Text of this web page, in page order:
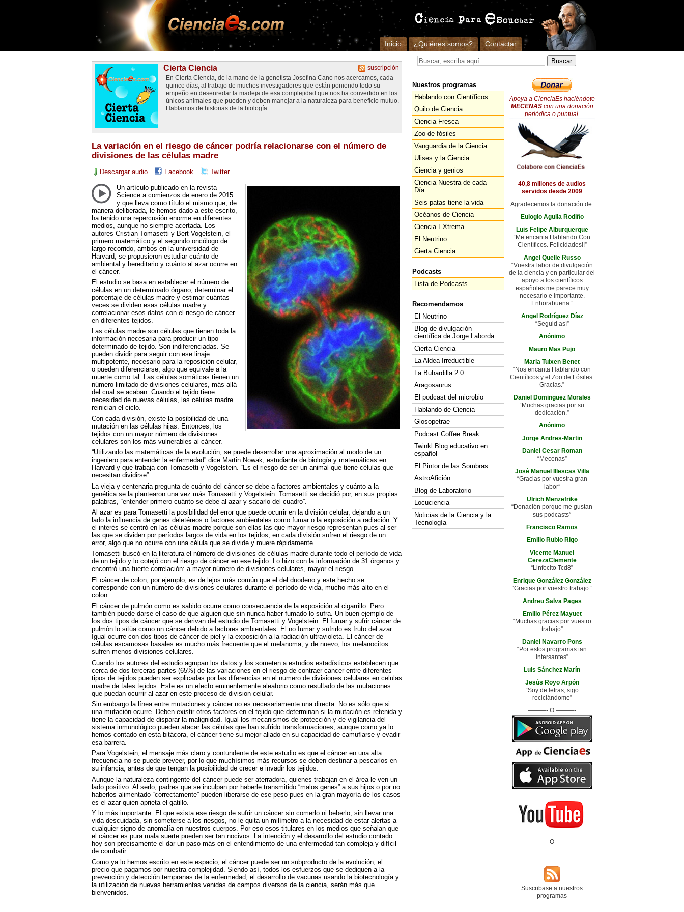
Inicio ¿Quiénes somos? Contactar
suscripción
Cierta Ciencia
En Cierta Ciencia, de la mano de la genetista Josefina Cano nos acercamos, cada
quince días, al trabajo de muchos investigadores que están poniendo todo su
empeño en desenredar la madeja de esa complejidad que nos ha convertido en los
únicos animales que pueden y deben manejar a la naturaleza para beneficio mutuo.
Hablamos de historias de la biología.
La variación en el riesgo de cáncer podría relacionarse con el número de
divisiones de las células madre
Descargar audio Facebook Twitter
Un artículo publicado en la revista
Science a comienzos de enero de 2015
y que lleva como título el mismo que, de
manera deliberada, le hemos dado a este escrito,
ha tenido una repercusión enorme en diferentes
medios, aunque no siempre acertada. Los
autores Cristian Tomasetti y Bert Vogelstein, el
primero matemático y el segundo oncólogo de
largo recorrido, ambos en la universidad de
Harvard, se propusieron estudiar cuánto de
ambiental y hereditario y cuánto al azar ocurre en
el cáncer.
El estudio se basa en establecer el número de
células en un determinado órgano, determinar el
porcentaje de células madre y estimar cuántas
veces se dividen esas células madre y
correlacionar esos datos con el riesgo de cáncer
en diferentes tejidos.
Las células madre son células que tienen toda la
información necesaria para producir un tipo
determinado de tejido. Son indiferenciadas. Se
pueden dividir para seguir con ese linaje
multipotente, necesario para la reposición celular,
o pueden diferenciarse, algo que equivale a la
muerte como tal. Las células somáticas tienen un
número limitado de divisiones celulares, más allá
del cual se acaban. Cuando el tejido tiene
necesidad de nuevas células, las células madre
reinician el ciclo.
Con cada división, existe la posibilidad de una
mutación en las células hijas. Entonces, los
tejidos con un mayor número de divisiones
celulares son los más vulnerables al cáncer.
“Utilizando las matemáticas de la evolución, se puede desarrollar una aproximación al modo de un
ingeniero para entender la enfermedad” dice Martin Nowak, estudiante de biología y matemáticas en
Harvard y que trabaja con Tomasetti y Vogelstein. “Es el riesgo de ser un animal que tiene células que
necesitan dividirse”
La vieja y centenaria pregunta de cuánto del cáncer se debe a factores ambientales y cuánto a la
genética se la plantearon una vez más Tomasetti y Vogelstein. Tomasetti se decidió por, en sus propias
palabras, “entender primero cuánto se debe al azar y sacarlo del cuadro”.
Al azar es para Tomasetti la posibilidad del error que puede ocurrir en la división celular, dejando a un
lado la influencia de genes deletéreos o factores ambientales como fumar o la exposición a radiación. Y
el interés se centró en las células madre porque son ellas las que mayor riesgo representan pues al ser
las que se dividen por períodos largos de vida en los tejidos, en cada división sufren el riesgo de un
error, algo que no ocurre con una célula que se divide y muere rápidamente.
Tomasetti buscó en la literatura el número de divisiones de células madre durante todo el período de vida
de un tejido y lo cotejó con el riesgo de cáncer en ese tejido. Lo hizo con la información de 31 órganos y
encontró una fuerte correlación: a mayor número de divisiones celulares, mayor el riesgo.
El cáncer de colon, por ejemplo, es de lejos más común que el del duodeno y este hecho se
corresponde con un número de divisiones celulares durante el período de vida, mucho más alto en el
colon.
El cáncer de pulmón como es sabido ocurre como consecuencia de la exposición al cigarrillo. Pero
también puede darse el caso de que alguien que sin nunca haber fumado lo sufra. Un buen ejemplo de
los dos tipos de cáncer que se derivan del estudio de Tomasetti y Vogelstein. El fumar y sufrir cáncer de
pulmón lo sitúa como un cáncer debido a factores ambientales. El no fumar y sufrirlo es fruto del azar.
Igual ocurre con dos tipos de cáncer de piel y la exposición a la radiación ultravioleta. El cáncer de
células escamosas basales es mucho más frecuente que el melanoma, y de nuevo, los melanocitos
sufren menos divisiones celulares.
Cuando los autores del estudio agrupan los datos y los someten a estudios estadísticos establecen que
cerca de dos terceras partes (65%) de las variaciones en el riesgo de contraer cancer entre diferentes
tipos de tejidos pueden ser explicadas por las diferencias en el numero de divisiones celulares en celulas
madre de tales tejidos. Este es un efecto eminentemente aleatorio como resultado de las mutaciones
que puedan ocurrir al azar en este proceso de division celular.
Sin embargo la línea entre mutaciones y cáncer no es necesariamente una directa. No es sólo que si
una mutación ocurre. Deben existir otros factores en el tejido que determinan si la mutación es retenida y
tiene la capacidad de disparar la malignidad. Igual los mecanismos de protección y de vigilancia del
sistema inmunológico pueden atacar las células que han sufrido transformaciones, aunque como ya lo
hemos contado en esta bitácora, el cáncer tiene su mejor aliado en su capacidad de camuflarse y evadir
esa barrera.
Para Vogelstein, el mensaje más claro y contundente de este estudio es que el cáncer en una alta
frecuencia no se puede preveer, por lo que muchísimos más recursos se deben destinar a pescarlos en
su infancia, antes de que tengan la posibilidad de crecer e invadir los tejidos.
Aunque la naturaleza contingente del cáncer puede ser aterradora, quienes trabajan en el área le ven un
lado positivo. Al serlo, padres que se inculpan por haberle transmitido “malos genes” a sus hijos o por no
haberlos alimentado “correctamente” pueden liberarse de ese peso pues en la gran mayoría de los casos
es el azar quien aprieta el gatillo.
Y lo más importante. El que exista ese riesgo de sufrir un cáncer sin comerlo ni beberlo, sin llevar una
vida descuidada, sin someterse a los riesgos, no le quita un milímetro a la necesidad de estar alertas a
cualquier signo de anomalía en nuestros cuerpos. Por eso esos titulares en los medios que señalan que
el cáncer es pura mala suerte pueden ser tan nocivos. La intención y el desarrollo del estudio contado
hoy son precisamente el dar un paso más en el entendimiento de una enfermedad tan compleja y difícil
de combatir.
Como ya lo hemos escrito en este espacio, el cáncer puede ser un subproducto de la evolución, el
precio que pagamos por nuestra complejidad. Siendo así, todos los esfuerzos que se dediquen a la
prevención y detección tempranas de la enfermedad, el desarrollo de vacunas usando la biotecnología y
la utilización de nuevas herramientas venidas de campos diversos de la ciencia, serán más que
bienvenidos.
Nuestros programas
Hablando con Científicos
Quilo de Ciencia
Ciencia Fresca
Zoo de fósiles
Vanguardia de la Ciencia
Ulises y la Ciencia
Ciencia y genios
Ciencia Nuestra de cada
Día
Seis patas tiene la vida
Océanos de Ciencia
Ciencia EXtrema
El Neutrino
Cierta Ciencia
Podcasts
Lista de Podcasts
Recomendamos
El Neutrino
Blog de divulgación
científica de Jorge Laborda
Cierta Ciencia
La Aldea Irreductible
La Buhardilla 2.0
Aragosaurus
El podcast del microbio
Hablando de Ciencia
Glosopetrae
Podcast Coffee Break
Twinkl Blog educativo en
español
El Pintor de las Sombras
AstroAfición
Blog de Laboratorio
Locuciencia
Noticias de la Ciencia y la
Tecnología
Apoya a CienciaEs haciéndote
MECENAScon una donación
periódica o puntual.
40,8 millones de audios
servidos desde 2009
Agradecemos la donación de:
Eulogio Agulla Rodiño
Luis Felipe Alburquerque
“Me encanta Hablando Con
Científicos. Felicidades!!”
Angel Quelle Russo
“Vuestra labor de divulgación
de la ciencia y en particular del
apoyo a los científicos
españoles me parece muy
necesario e importante.
Enhorabuena.”
Angel Rodríguez Díaz
“Seguid así”
Anónimo
Mauro Mas Pujo
Maria Tuixen Benet
“Nos encanta Hablando con
Científicos y el Zoo de Fósiles.
Gracias.”
Daniel Dominguez Morales
“Muchas gracias por su
dedicación.”
Anónimo
Jorge Andres-Martin
Daniel Cesar Roman
“Mecenas”
José Manuel Illescas Villa
“Gracias por vuestra gran
labor”
Ulrich Menzefrike
“Donación porque me gustan
sus podcasts”
Francisco Ramos
Emilio Rubio Rigo
Vicente Manuel
CerezaClemente
“Linfocito Tcd8”
Enrique González González
“Gracias por vuestro trabajo.”
Andreu Salva Pages
Emilio Pérez Mayuet
“Muchas gracias por vuestro
trabajo”
Daniel Navarro Pons
“Por estos programas tan
intersantes”
Luis Sánchez Marín
Jesús Royo Arpón
“Soy de letras, sigo
reciclándome”
———- O ———-
———- O ———-
Suscribase a nuestros
programas